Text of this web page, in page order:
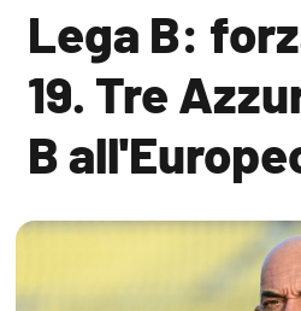
Lega B:
19. Tre
B